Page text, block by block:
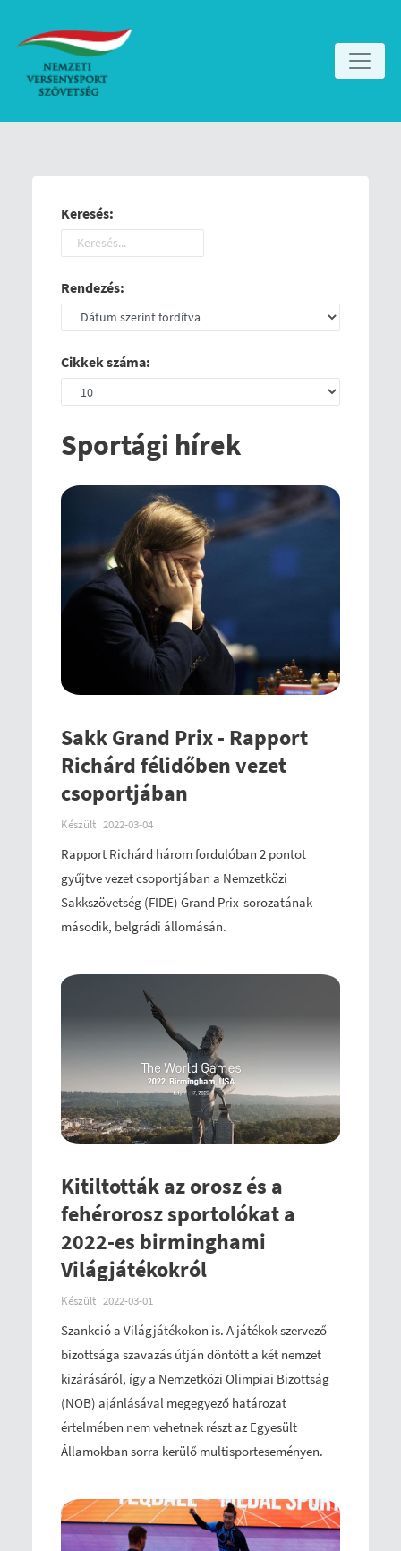
Keresés:
Rendezés:
Cikkek száma:
Sportági hírek
Sakk Grand Prix - Rapport
Richárd félidőben vezet
csoportjában
Készült 2022-03-04
Rapport Richárd három fordulóban 2 pontot
gyűjtve vezet csoportjában a Nemzetközi
Sakkszövetség (FIDE) Grand Prix-sorozatának
második, belgrádi állomásán.
Kitiltották az orosz és a
fehérorosz sportolókat a
2022-es birminghami
Világjátékokról
Készült 2022-03-01
Szankció a Világjátékokon is. A játékok szervező
bizottsága szavazás útján döntött a két nemzet
kizárásáról, így a Nemzetközi Olimpiai Bizottság
(NOB) ajánlásával megegyező határozat
értelmében nem vehetnek részt az Egyesült
Államokban sorra kerülő multisporteseményen.